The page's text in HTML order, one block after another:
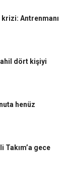
Antrenmanı
dört kişiyi
henüz
Takım’a gece